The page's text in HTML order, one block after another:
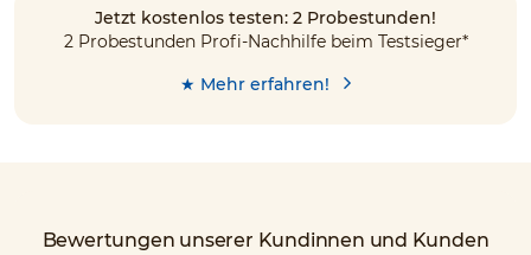
Jetzt kostenlos testen: 2 Probestunden!
2 Probestunden Profi-Nachhilfe beim Testsieger*
★ Mehr erfahren!
Bewertungen unserer Kundinnen und Kunden